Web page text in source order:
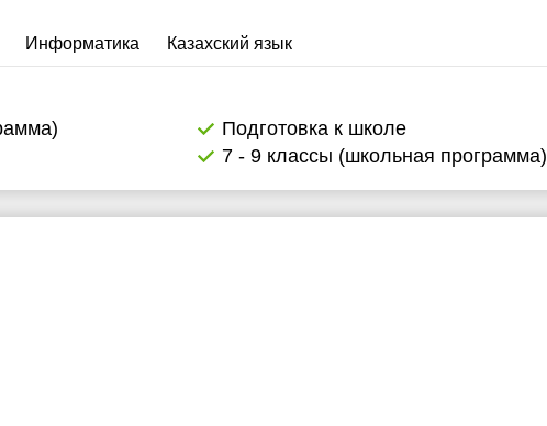
Информатика Казахский язык
Подготовка к школе
7 - 9 классы (школьная программа)